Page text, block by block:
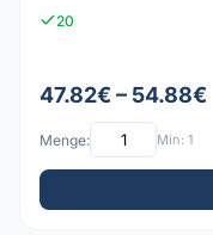
20
47.82€ – 54.88€
Menge: Min: 1